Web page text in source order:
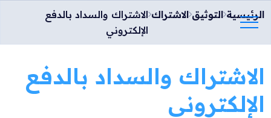
الرئيسية التوثيق الاشتراك الاشتراك والسداد بالدفع
الإلكتروني
الاشتراك والسداد بالدفع
الإلكتروني